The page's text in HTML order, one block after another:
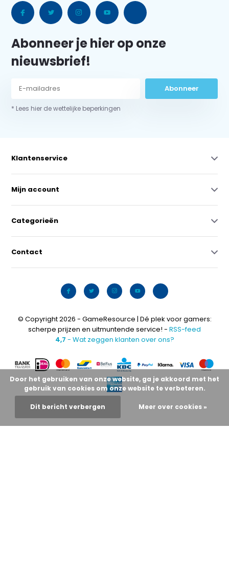
Abonneer je hier op onze
nieuwsbrief!
Abonneer
* Lees hier de wettelijke beperkingen
Klantenservice
Mijn account
Categorieën
Contact
© Copyright 2026 - GameResource | Dé plek voor gamers:
scherpe prijzen en uitmuntende service! - RSS-feed
4,7 - Wat zeggen klanten over ons?
Door het gebruiken van onze website, ga je akkoord met het
gebruik van cookies om onze website te verbeteren.
Dit bericht verbergen Meer over cookies »